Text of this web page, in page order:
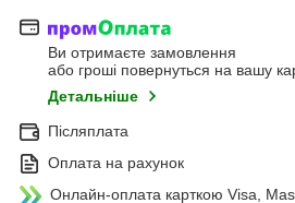
Ви отримаєте замовлення
або гроші повернуться на вашу
Детальніше
Післяплата
Оплата на рахунок
Онлайн-оплата карткою Visa,